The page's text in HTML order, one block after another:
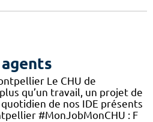
Le CHU de
qu’un travail, un projet de
de nos IDE présents
#MonJobMonCHU : F